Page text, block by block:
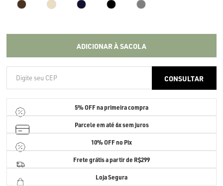
ADICIONAR À SACOLA
5% OFFna primeira compra
Parcele em até6x sem juros
10% OFF no Pix
Frete grátis a partir de R$299
Loja Segura